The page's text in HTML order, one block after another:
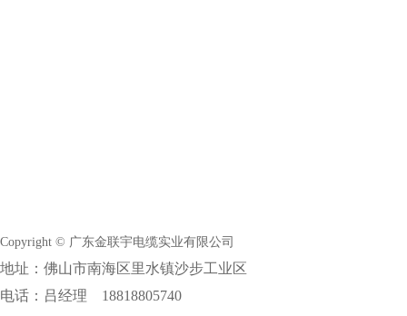
Copyright © 广东金联宇电缆实业有限公司
地址：佛山市南海区里水镇沙步工业区
电话：吕经理 18818805740